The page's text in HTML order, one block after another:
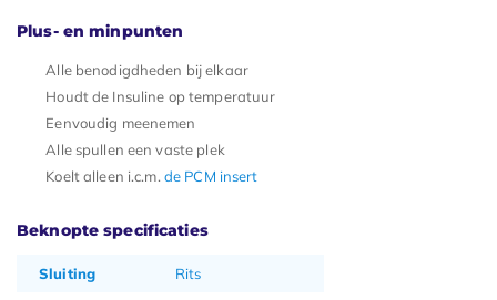
Plus- en minpunten
Alle benodigdheden bij elkaar
Houdt de Insuline op temperatuur
Eenvoudig meenemen
Alle spullen een vaste plek
Koelt alleen i.c.m. de PCM insert
Beknopte specificaties
Sluiting Rits